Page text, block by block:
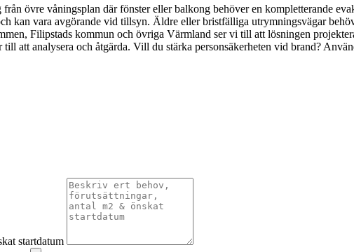
övre våningsplan där fönster eller balkong behöver en kompletterande
kan vara avgörande vid tillsyn. Äldre eller bristfälliga utrymningsvägar
Filipstads kommun och övriga Värmland ser vi till att lösningen
att analysera och åtgärda. Vill du stärka personsäkerheten vid brand?
startdatum